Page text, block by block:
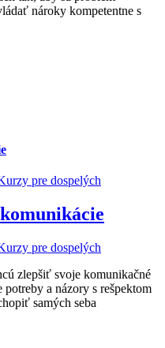
nároky kompetentne s
pre dospelých
pre dospelých
zlepšiť svoje komunikačné
a názory s rešpektom
samých seba